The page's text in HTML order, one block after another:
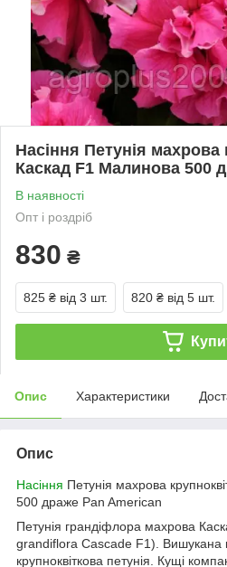
Насіння Петунія махрова
Каскад F1 Малинова 500
В наявності
Опт і роздріб
830 ₴
825 ₴ від 3 шт. 820 ₴ від 5 шт.
Опис Характеристики
Опис
Насіння Петунія махрова
500 драже Pan American
Петунія грандіфлора махрова
grandiflora Cascade F1). Вишукана
крупноквіткова петунія. Кущі